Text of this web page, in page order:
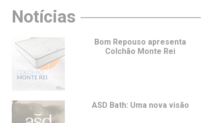
Notícias
Bom Repouso apresenta
Colchão Monte Rei
ASD Bath: Uma nova visão